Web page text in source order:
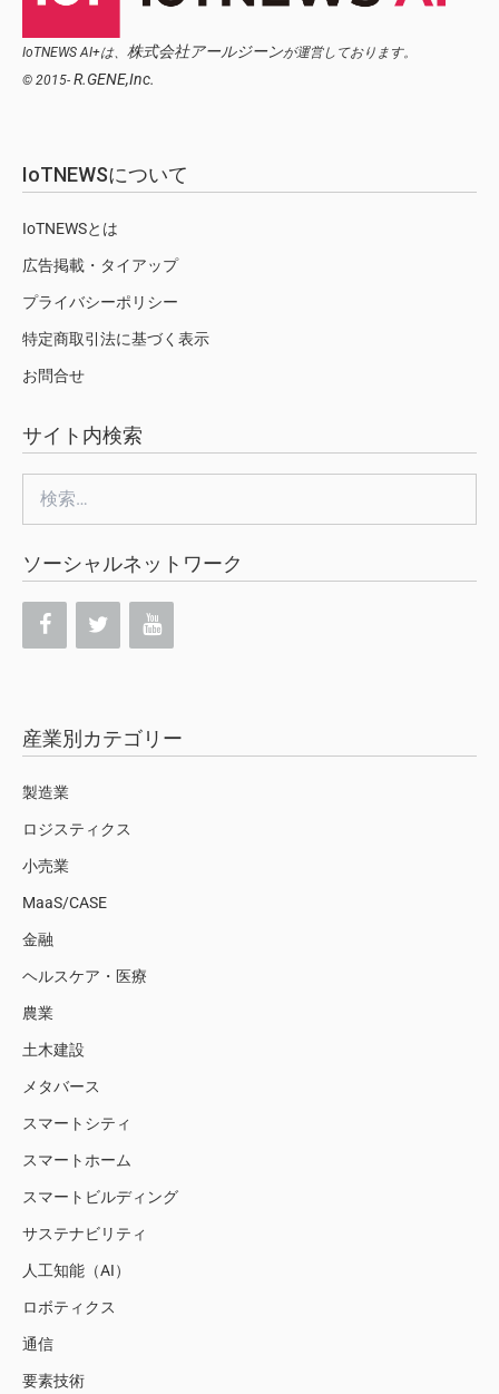
IoTNEWS AI+は、 株式会社アールジーンが運営しております。
© 2015- R.GENE,Inc.
IoTNEWSについて
IoTNEWSとは
広告掲載・タイアップ
プライバシーポリシー
特定商取引法に基づく表示
お問合せ
サイト内検索
索:
ソーシャルネットワーク
産業別カテゴリー
製造業
ロジスティクス
小売業
MaaS/CASE
金融
ヘルスケア・医療
農業
土木建設
メタバース
スマートシティ
スマートホーム
スマートビルディング
サステナビリティ
人工知能（AI）
ロボティクス
通信
要素技術